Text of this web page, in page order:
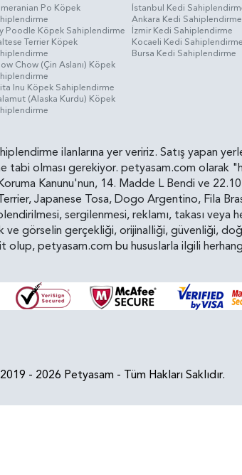
Po Köpek
Poodle Köpek Sahiplendirme
Terrier Köpek
Chow (Çin Aslanı) Köpek
Inu Köpek Sahiplendirme
(Alaska Kurdu) Köpek
İstanbul Kedi
Ankara Kedi Sahiplendirme
İzmir Kedi Sahiplendirme
Kocaeli Kedi Sahiplendirme
Bursa Kedi Sahiplendirme
ilanlarına yer veririz. Satış yapan
olması gerekiyor. petyasam.com olarak
Kanunu'nun, 14. Madde L Bendi ve
Japanese Tosa, Dogo Argentino, Fila
sergilenmesi, reklamı, takası
ve görselin gerçekliği, orijinalliği, güvenliği,
olup, petyasam.com bu hususlarla ilgili
- 2026 Petyasam - Tüm Hakları Saklıdır.